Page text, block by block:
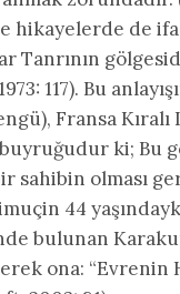
hikayelerde de
Tanrının
117). Bu
Fransa
ki; Bu
sahibin olması
44
bulunan
ona: “Evrenin